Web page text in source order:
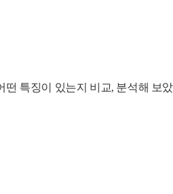
특징이 있는지 비교, 분석해 보